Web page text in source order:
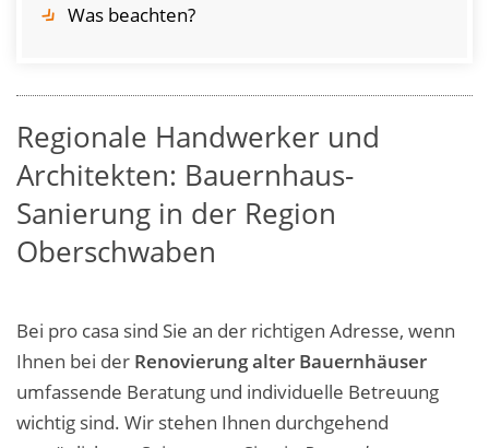
Was beachten?
Regionale Handwerker und
Architekten: Bauernhaus-
Sanierung in der Region
Oberschwaben
Bei pro casa sind Sie an der richtigen Adresse, wenn
Ihnen bei der Renovierung alter Bauernhäuser
umfassende Beratung und individuelle Betreuung
wichtig sind. Wir stehen Ihnen durchgehend